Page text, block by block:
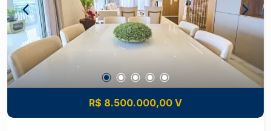
R$ 8.500.000,00 V